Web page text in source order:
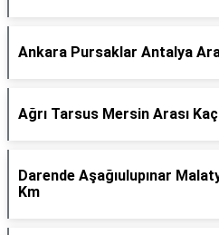
Ankara Pursaklar Antalya
Ağrı Tarsus Mersin Arası
Darende Aşağıulupınar
Km